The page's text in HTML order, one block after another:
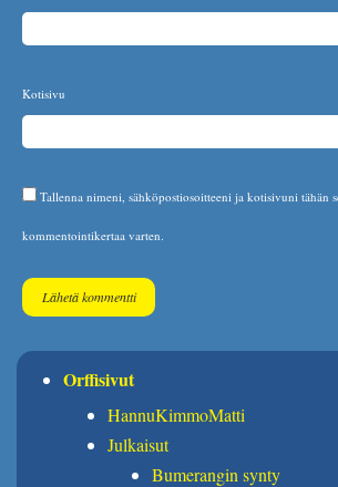
Kotisivu
Tallenna nimeni, sähköpostiosoitteeni ja kotisivuni tähän
kommentointikertaa varten.
Orffisivut
HannuKimmoMatti
Julkaisut
Bumerangin synty